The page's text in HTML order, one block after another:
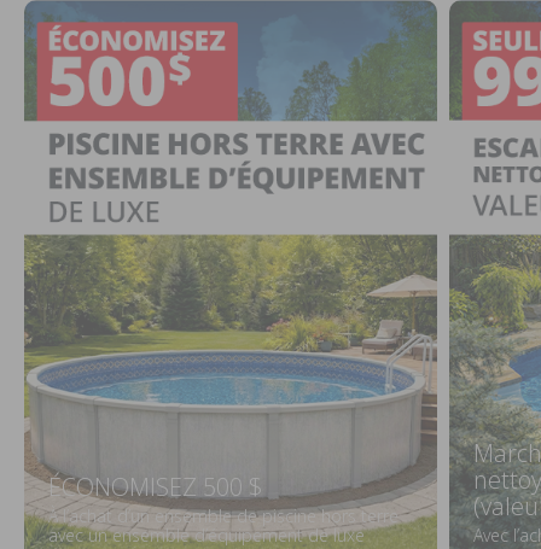
ÉCONOMISEZ 500 $
À l’achat d’un ensemble de piscine hors terre
avec un ensemble d’équipement de luxe
Avec